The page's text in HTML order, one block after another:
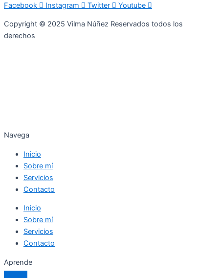
Facebook Instagram Twitter Youtube
Copyright © 2025 Vilma Núñez Reservados todos los
derechos
Navega
Inicio
Sobre mí
Servicios
Contacto
Inicio
Sobre mí
Servicios
Contacto
Aprende